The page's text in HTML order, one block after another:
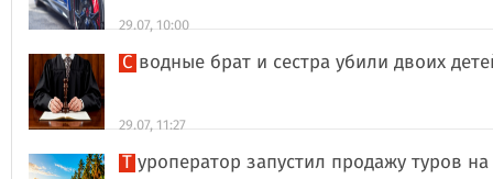
29.07, 10:00
Сводные брат и сестра убили двоих
29.07, 11:27
Туроператор запустил продажу туров